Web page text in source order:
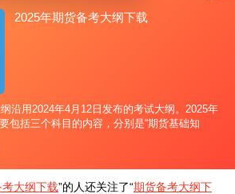
2025年期货备考大纲下载
沿用2024年4月12日发布的考试大纲。2025年
包括三个科目的内容，分别是“期货基础知
载：点击下载&g
大纲下载”的人还关注了“期货备考大纲下